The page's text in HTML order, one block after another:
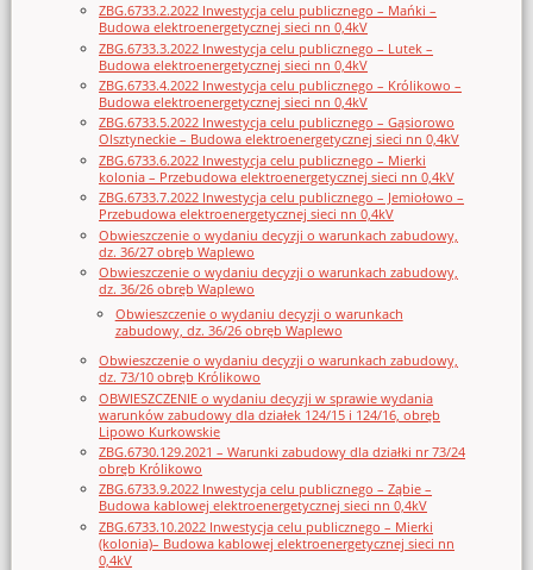
ZBG.6733.2.2022 Inwestycja celu publicznego – Mańki –
Budowa elektroenergetycznej sieci nn 0,4kV
ZBG.6733.3.2022 Inwestycja celu publicznego – Lutek –
Budowa elektroenergetycznej sieci nn 0,4kV
ZBG.6733.4.2022 Inwestycja celu publicznego – Królikowo –
Budowa elektroenergetycznej sieci nn 0,4kV
ZBG.6733.5.2022 Inwestycja celu publicznego – Gąsiorowo
Olsztyneckie – Budowa elektroenergetycznej sieci nn 0,4kV
ZBG.6733.6.2022 Inwestycja celu publicznego – Mierki
kolonia – Przebudowa elektroenergetycznej sieci nn 0,4kV
ZBG.6733.7.2022 Inwestycja celu publicznego – Jemiołowo –
Przebudowa elektroenergetycznej sieci nn 0,4kV
Obwieszczenie o wydaniu decyzji o warunkach zabudowy,
dz. 36/27 obręb Waplewo
Obwieszczenie o wydaniu decyzji o warunkach zabudowy,
dz. 36/26 obręb Waplewo
Obwieszczenie o wydaniu decyzji o warunkach
zabudowy, dz. 36/26 obręb Waplewo
Obwieszczenie o wydaniu decyzji o warunkach zabudowy,
dz. 73/10 obręb Królikowo
OBWIESZCZENIE o wydaniu decyzji w sprawie wydania
warunków zabudowy dla działek 124/15 i 124/16, obręb
Lipowo Kurkowskie
ZBG.6730.129.2021 – Warunki zabudowy dla działki nr 73/24
obręb Królikowo
ZBG.6733.9.2022 Inwestycja celu publicznego – Ząbie –
Budowa kablowej elektroenergetycznej sieci nn 0,4kV
ZBG.6733.10.2022 Inwestycja celu publicznego – Mierki
(kolonia)– Budowa kablowej elektroenergetycznej sieci nn
0,4kV